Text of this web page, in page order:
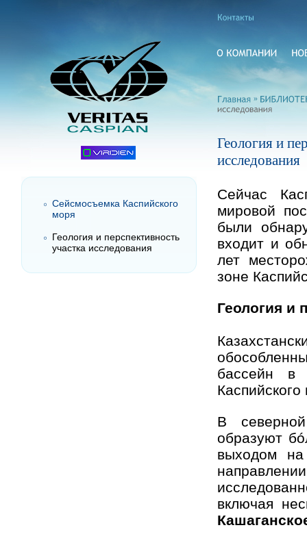
Сейсмосъемка Каспийского
моря
Геология и перспективность
участка исследования
»
Геология и
исследования
Сейчас
мировой
были
входит и
лет
зоне
Геология и
бассейн в
В
образуют
выходом
включая